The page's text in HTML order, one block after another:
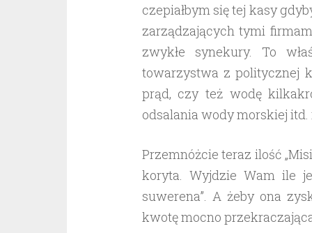
czepiałbym się tej kasy
zarządzających tymi
zwykłe synekury. To
towarzystwa z politycznej
prąd, czy też wodę
odsalania wody morskiej itd.
Przemnóżcie teraz ilość
koryta. Wyjdzie Wam ile
suwerena”. A żeby ona
kwotę mocno